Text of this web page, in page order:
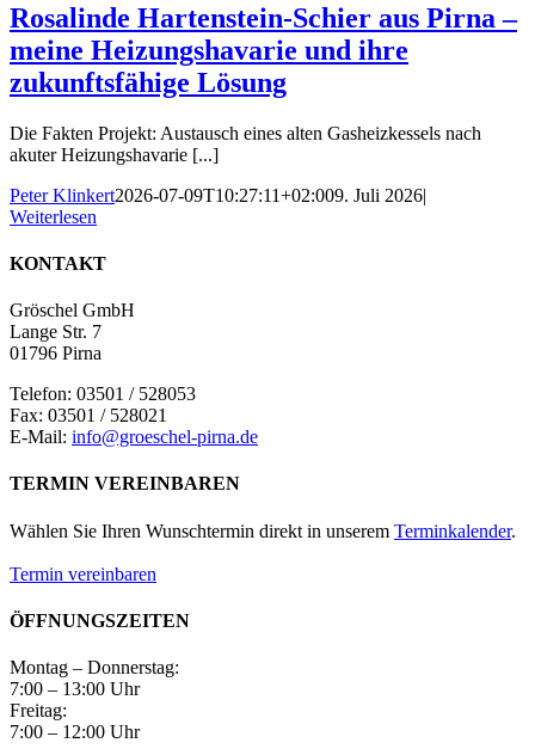
Rosalinde Hartenstein-Schier aus Pirna –
meine Heizungshavarie und ihre
zukunftsfähige Lösung
Die Fakten Projekt: Austausch eines alten Gasheizkessels nach
akuter Heizungshavarie [...]
Peter Klinkert2026-07-09T10:27:11+02:009. Juli 2026|
Weiterlesen
KONTAKT
Gröschel GmbH
Lange Str. 7
01796 Pirna
Telefon: 03501 / 528053
Fax: 03501 / 528021
E-Mail: info@groeschel-pirna.de
TERMIN VEREINBAREN
Wählen Sie Ihren Wunschtermin direkt in unserem Terminkalender.
Termin vereinbaren
ÖFFNUNGSZEITEN
Montag – Donnerstag:
7:00 – 13:00 Uhr
Freitag:
7:00 – 12:00 Uhr